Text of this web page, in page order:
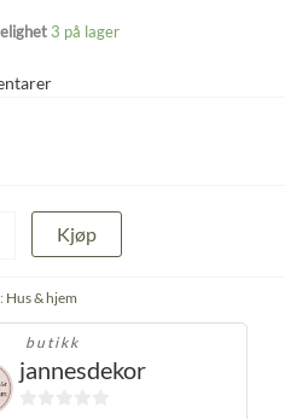
3 på lager
Kjøp
Hus & hjem
butikk
jannesdekor